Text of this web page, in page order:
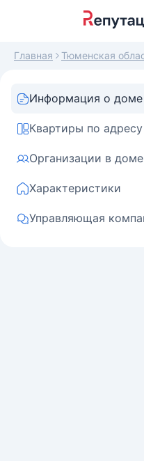
Главная Тюменская
Информация о доме
Квартиры по адресу
Организации в доме
Характеристики
Управляющая